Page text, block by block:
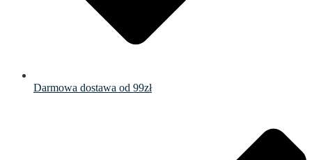
Darmowa dostawa od 99zł